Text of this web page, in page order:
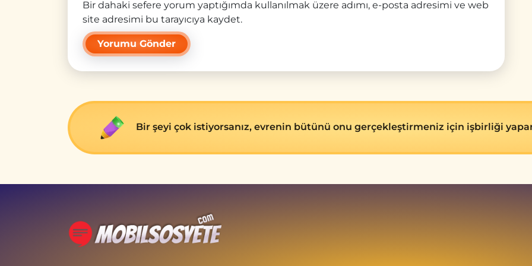
Bir dahaki sefere yorum yaptığımda kullanılmak üzere adımı, e-posta adresimi ve web
site adresimi bu tarayıcıya kaydet.
Bir şeyi çok istiyorsanız, evrenin bütünü onu gerçekleştirmeniz için işbirliği